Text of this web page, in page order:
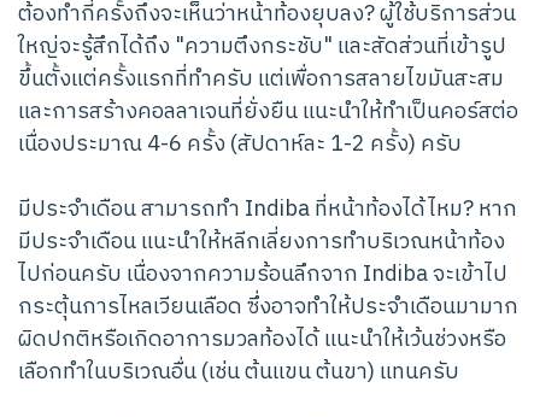
ต้องทำกี่ครั้งถึงจะเห็นว่าหน้าท้องยุบลง? ผู้ใช้บริการส่วน
ใหญ่จะรู้สึกได้ถึง "ความตึงกระชับ" และสัดส่วนที่เข้ารูป
ขึ้นตั้งแต่ครั้งแรกที่ทำครับ แต่เพื่อการสลายไขมันสะสม
และการสร้างคอลลาเจนที่ยั่งยืน แนะนำให้ทำเป็นคอร์สต่อ
เนื่องประมาณ 4-6 ครั้ง (สัปดาห์ละ 1-2 ครั้ง) ครับ
มีประจำเดือน สามารถทำ Indiba ที่หน้าท้องได้ไหม? หาก
มีประจำเดือน แนะนำให้หลีกเลี่ยงการทำบริเวณหน้าท้อง
ไปก่อนครับ เนื่องจากความร้อนลึกจาก Indiba จะเข้าไป
กระตุ้นการไหลเวียนเลือด ซึ่งอาจทำให้ประจำเดือนมามาก
ผิดปกติหรือเกิดอาการมวลท้องได้ แนะนำให้เว้นช่วงหรือ
เลือกทำในบริเวณอื่น (เช่น ต้นแขน ต้นขา) แทนครับ